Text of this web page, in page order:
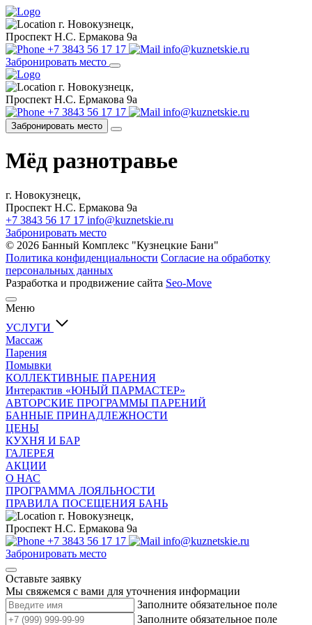
г. Новокузнецк,
Проспект Н.С. Ермакова 9а
+7 3843 56 17 17
info@kuznetskie.ru
Забронировать место
г. Новокузнецк,
Проспект Н.С. Ермакова 9а
+7 3843 56 17 17
info@kuznetskie.ru
Забронировать место
Мёд разнотравье
г. Новокузнецк,
Проспект Н.С. Ермакова 9а
+7 3843 56 17 17 info@kuznetskie.ru
Забронировать место
© 2026 Банный Комплекс "Кузнецкие Бани"
Политика конфиденциальности Согласие на обработку
персональных данных
Разработка и продвижение сайта Seo-Move
Меню
УСЛУГИ
Массаж
Парения
Помывки
КОЛЛЕКТИВНЫЕ ПАРЕНИЯ
Интерактив «ЮНЫЙ ПАРМАСТЕР»
АВТОРСКИЕ ПРОГРАММЫ ПАРЕНИЙ
БАННЫЕ ПРИНАДЛЕЖНОСТИ
ЦЕНЫ
КУХНЯ И БАР
ГАЛЕРЕЯ
АКЦИИ
О НАС
ПРОГРАММА ЛОЯЛЬНОСТИ
ПРАВИЛА ПОСЕЩЕНИЯ БАНЬ
г. Новокузнецк,
Проспект Н.С. Ермакова 9а
+7 3843 56 17 17
info@kuznetskie.ru
Забронировать место
Оставьте заявку
Мы свяжемся с вами для уточнения информации
Заполните обязательное поле
Заполните обязательное поле